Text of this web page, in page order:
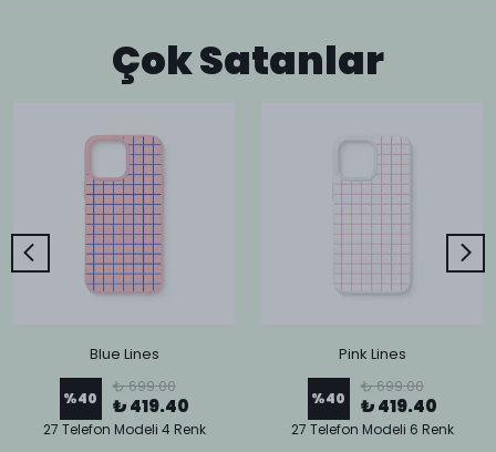
Çok Satanlar
Blue Lines
%40
₺ 699.00
₺ 419.40
27 Telefon Modeli 4 Renk
Pink Lines
%40
₺ 699.00
₺ 419.40
27 Telefon Modeli 6 Renk